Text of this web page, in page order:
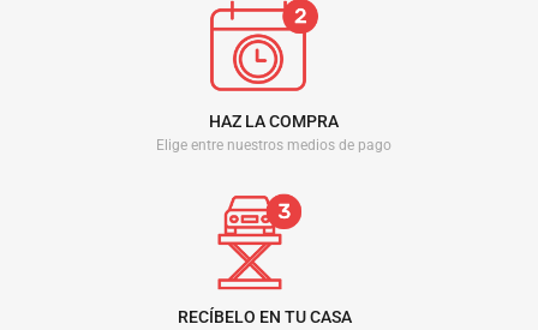
HAZ LA COMPRA
Elige entre nuestros medios de pago
RECÍBELO EN TU CASA